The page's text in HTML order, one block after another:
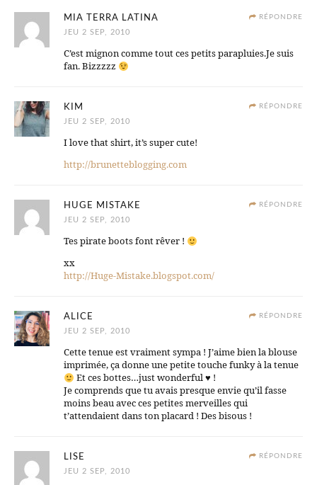
RÉPONDRE
MIA TERRA LATINA
JEU 2 SEP, 2010
C’est mignon comme tout ces petits parapluies.Je suis
fan. Bizzzzz
RÉPONDRE
KIM
JEU 2 SEP, 2010
I love that shirt, it’s super cute!
http://brunetteblogging.com
RÉPONDRE
HUGE MISTAKE
JEU 2 SEP, 2010
Tes pirate boots font rêver !
xx
http://Huge-Mistake.blogspot.com/
RÉPONDRE
ALICE
JEU 2 SEP, 2010
Cette tenue est vraiment sympa ! J’aime bien la blouse
imprimée, ça donne une petite touche funky à la tenue
Et ces bottes…just wonderful♥ !
Je comprends que tu avais presque envie qu’il fasse
moins beau avec ces petites merveilles qui
t’attendaient dans ton placard ! Des bisous !
RÉPONDRE
LISE
JEU 2 SEP, 2010